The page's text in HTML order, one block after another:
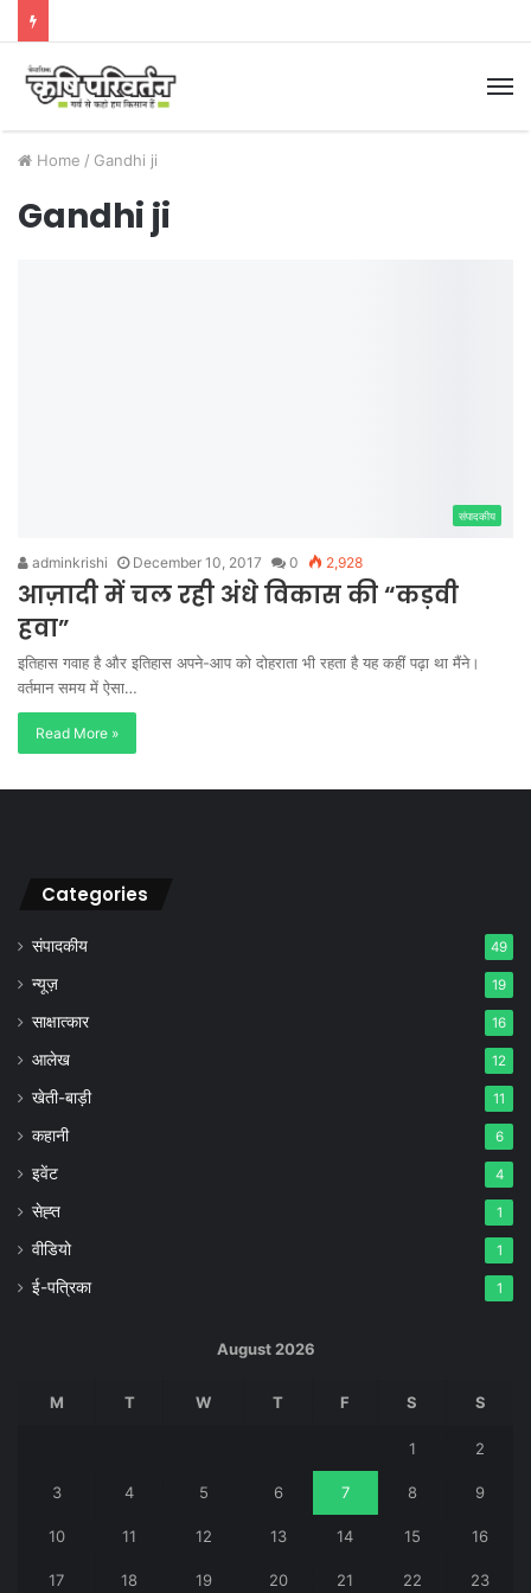
Home / Gandhi ji
Gandhi ji
संपादकीय
adminkrishi December 10, 2017 0 2,928
आज़ादी में चल रही अंधे विकास की “कड़वी
हवा”
इतिहास गवाह है और इतिहास अपने-आप को दोहराता भी रहता है यह कहीं पढ़ा था मैंने।
वर्तमान समय में ऐसा…
Read More »
Categories
संपादकीय 49
न्यूज़ 19
साक्षात्कार 16
आलेख 12
खेती-बाड़ी 11
कहानी 6
इवेंट 4
सेह्त 1
वीडियो 1
ई-पत्रिका 1
August 2026
M T W T F S S
1 2
3 4 5 6 7 8 9
10 11 12 13 14 15 16
17 18 19 20 21 22 23